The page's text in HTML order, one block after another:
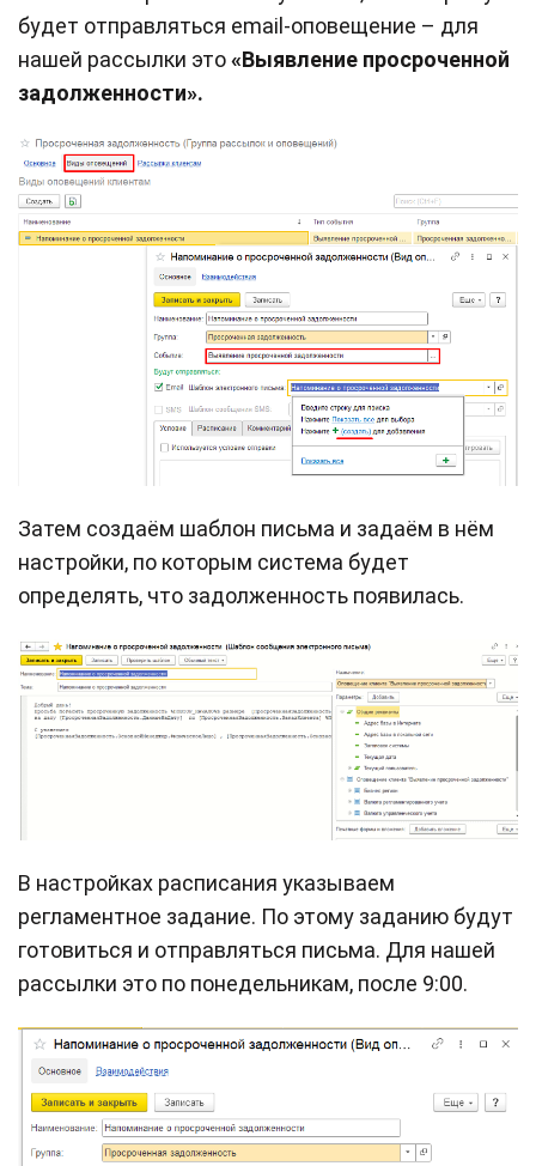
будет отправляться email-оповещение – для
нашей рассылки это«Выявление просроченной
задолженности».
Затем создаём шаблон письма и задаём в нём
настройки, по которым система будет
определять, что задолженность появилась.
В настройках расписания указываем
регламентное задание. По этому заданию будут
готовиться и отправляться письма. Для нашей
рассылки это по понедельникам, после 9:00.